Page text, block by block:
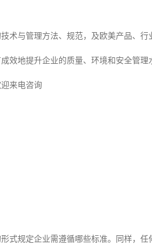
术与管理方法、规范，及欧美产品、行
效地提升企业的质量、环境和安全管理
来电咨询
式规定企业需遵循哪些标准。同样，任